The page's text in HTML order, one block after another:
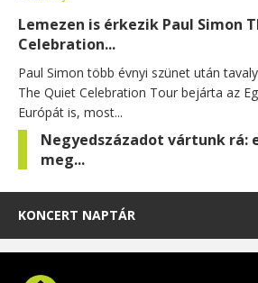
Lemezen is érkezik Paul Simon
Celebration...
Paul Simon több évnyi szünet után
The Quiet Celebration Tour bejárta az
Európát is, most...
Negyedszázadot vártunk rá:
meg...
KONCERT NAPTÁR